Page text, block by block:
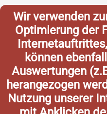
Wir verwenden
Optimierung der
können
Auswertungen
herangezogen
Nutzung unserer